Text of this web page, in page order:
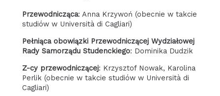
Przewodnicząca: Anna Krzywoń (obecnie w takcie
studiów w Università di Cagliari)
Pełniąca obowiązki Przewodniczącej Wydziałowej
Rady Samorządu Studenckiego: Dominika Dudzik
Z-cy przewodniczącej: Krzysztof Nowak, Karolina
Perlik (obecnie w takcie studiów w Università di
Cagliari)